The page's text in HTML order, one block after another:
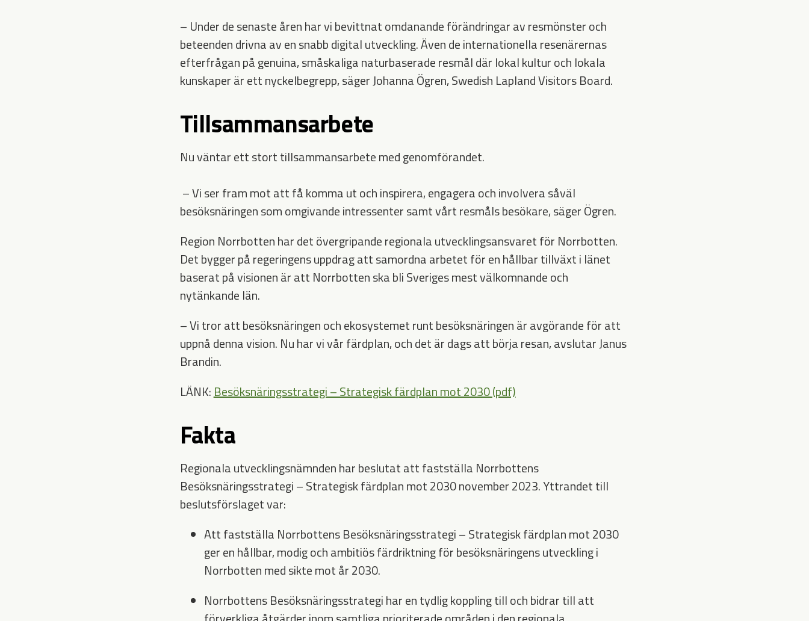
– Under de senaste åren har vi bevittnat omdanande förändringar av resmönster och
beteenden drivna av en snabb digital utveckling. Även de internationella resenärernas
efterfrågan på genuina, småskaliga naturbaserade resmål där lokal kultur och lokala
kunskaper är ett nyckelbegrepp, säger Johanna Ögren, Swedish Lapland Visitors Board.
Tillsammansarbete
Nu väntar ett stort tillsammansarbete med genomförandet.
– Vi ser fram mot att få komma ut och inspirera, engagera och involvera såväl
besöksnäringen som omgivande intressenter samt vårt resmåls besökare, säger Ögren.
Region Norrbotten har det övergripande regionala utvecklingsansvaret för Norrbotten.
Det bygger på regeringens uppdrag att samordna arbetet för en hållbar tillväxt i länet
baserat på visionen är att Norrbotten ska bli Sveriges mest välkomnande och
nytänkande län.
– Vi tror att besöksnäringen och ekosystemet runt besöksnäringen är avgörande för att
uppnå denna vision. Nu har vi vår färdplan, och det är dags att börja resan, avslutar Janus
Brandin.
LÄNK: Besöksnäringsstrategi – Strategisk färdplan mot 2030 (pdf)
Fakta
Regionala utvecklingsnämnden har beslutat att fastställa Norrbottens
Besöksnäringsstrategi – Strategisk färdplan mot 2030 november 2023. Yttrandet till
beslutsförslaget var:
Att fastställa Norrbottens Besöksnäringsstrategi – Strategisk färdplan mot 2030
ger en hållbar, modig och ambitiös färdriktning för besöksnäringens utveckling i
Norrbotten med sikte mot år 2030.
Norrbottens Besöksnäringsstrategi har en tydlig koppling till och bidrar till att